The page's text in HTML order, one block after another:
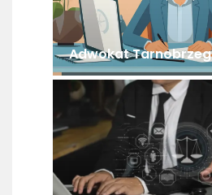
Adwokat Tarnobrzeg